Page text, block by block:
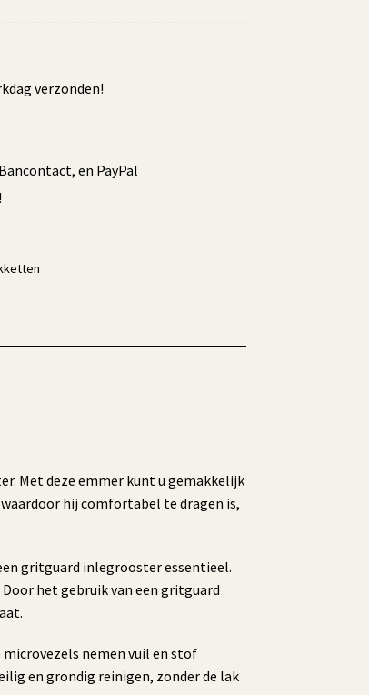
verzonden!
en PayPal
Met deze emmer kunt u gemakkelijk
hij comfortabel te dragen is,
gritguard inlegrooster essentieel.
het gebruik van een gritguard
microvezels nemen vuil en stof
en grondig reinigen, zonder de lak